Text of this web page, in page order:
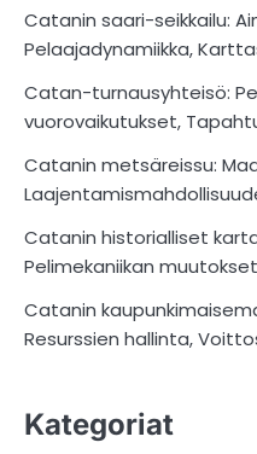
Catanin saari-seikkailu:
Pelaajadynamiikka,
Catan-turnausyhteisö:
vuorovaikutukset,
Catanin metsäreissu:
Catanin historialliset
Pelimekaniikan
Catanin
Resurssien hallinta,
Kategoriat